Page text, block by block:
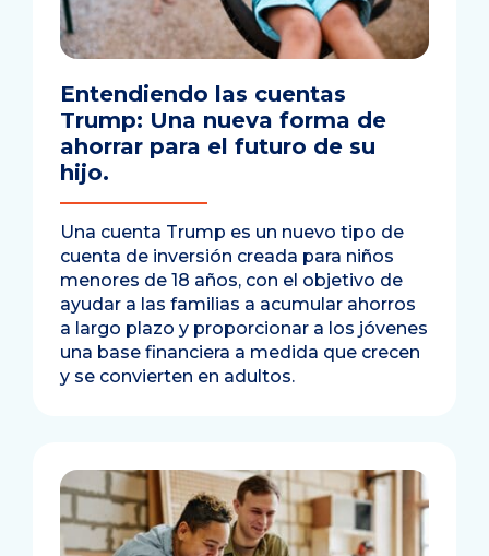
Entendiendo las cuentas
Trump: Una nueva forma de
ahorrar para el futuro de su
hijo.
Una cuenta Trump es un nuevo tipo de
cuenta de inversión creada para niños
menores de 18 años, con el objetivo de
ayudar a las familias a acumular ahorros
a largo plazo y proporcionar a los jóvenes
una base financiera a medida que crecen
y se convierten en adultos.